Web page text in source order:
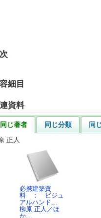
細目
資料
同じ著者 同じ分類
同
正人
必携建築資
料 ： ビジュ
アルハンド…
柳原 正人／ほ
か…